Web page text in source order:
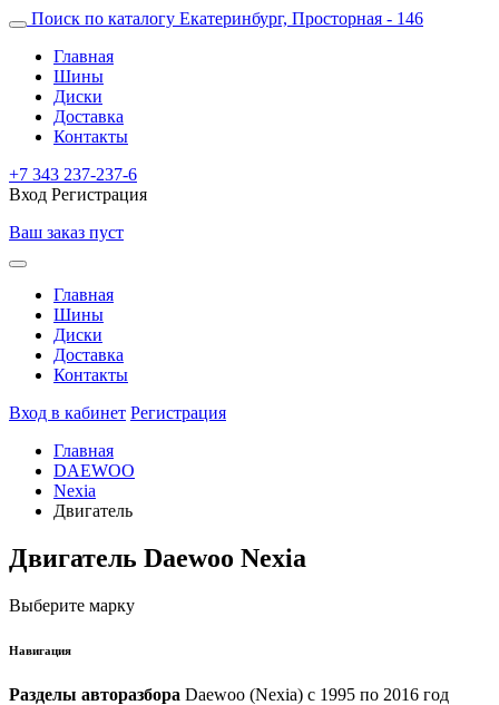
Поиск по каталогу Екатеринбург, Просторная - 146
Главная
Шины
Диски
Доставка
Контакты
+7 343 237-237-6
Вход Регистрация
Ваш заказ пуст
Главная
Шины
Диски
Доставка
Контакты
Вход в кабинет Регистрация
Главная
DAEWOO
Nexia
Двигатель
Двигатель Daewoo Nexia
Выберите марку
Навигация
Разделы авторазбора Daewoo (Nexia) с 1995 по 2016 год